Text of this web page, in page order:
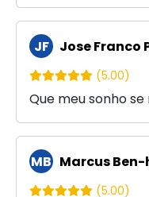
JF Jose Franco
(5.00)
Que meu sonho se
MB Marcus
(5.00)